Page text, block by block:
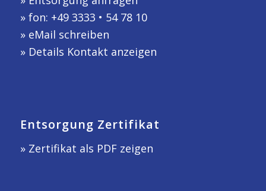
» fon: +49 3333 • 54 78 10
» eMail schreiben
» Details Kontakt anzeigen
Entsorgung Zertifikat
» Zertifikat als PDF zeigen